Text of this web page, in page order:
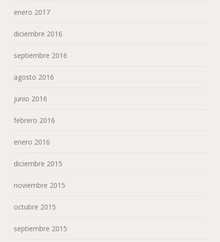
enero 2017
diciembre 2016
septiembre 2016
agosto 2016
junio 2016
febrero 2016
enero 2016
diciembre 2015
noviembre 2015
octubre 2015
septiembre 2015